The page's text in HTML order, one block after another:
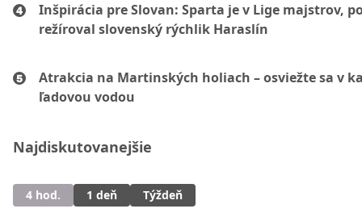
Inšpirácia pre Slovan: Sparta je v Lige majstrov,
režíroval slovenský rýchlik Haraslín
Atrakcia na Martinských holiach – osviežte sa v
ľadovou vodou
Najdiskutovanejšie
4 hod. 1 deň Týždeň